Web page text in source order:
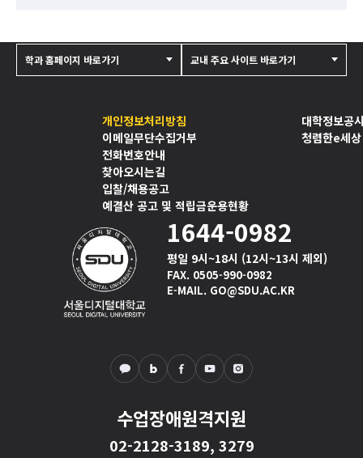
개인정보처리방침
이메일무단수집거부
전화번호안내
찾아오시는길
입찰/채용공고
예결산 공고 및 적립금운용현황
대학정보공
청렴한e세상
1644-0982
평일 9시~18시 (12시~13시 제외)
FAX. 0505-990-0982
E-MAIL. GO@SDU.AC.KR
수업장애원격지원
02-2128-3189, 3279
학과 홈페이지 바로가기 교내 주요 사이트 바로가기